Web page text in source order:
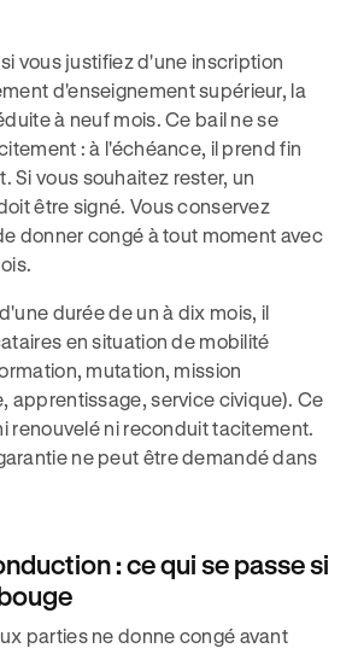
si vous justifiez d'une inscription
d'enseignement supérieur, la
à neuf mois. Ce bail ne se
: à l'échéance, il prend fin
Si vous souhaitez rester, un
être signé. Vous conservez
donner congé à tout moment avec
durée de un à dix mois, il
en situation de mobilité
mutation, mission
apprentissage, service civique). Ce
renouvelé ni reconduit tacitement.
ne peut être demandé dans
: ce qui se passe si
parties ne donne congé avant